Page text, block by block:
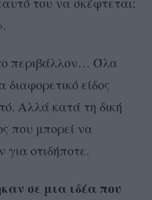
περιβάλλον… Όλα
είδος
Αλλά κατά τη δική
που μπορεί να
για οτιδήποτε.
σε μια ιδέα που